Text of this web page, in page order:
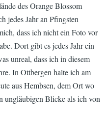
des Orange Blossom
jedes Jahr an Pfingsten
dass ich nicht ein Foto vor
Dort gibt es jedes Jahr ein
unreal, dass ich in diesem
In Ottbergen halte ich am
aus Hembsen, dem Ort wo
ungläubigen Blicke als ich von